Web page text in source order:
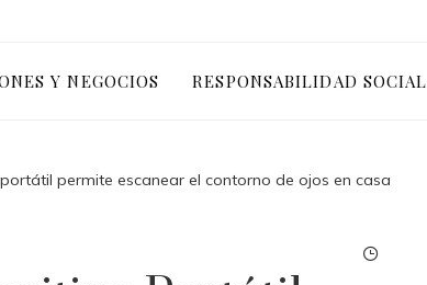
Y NEGOCIOS RESPONSABILIDAD SOCIAL
permite escanear el contorno de ojos en casa